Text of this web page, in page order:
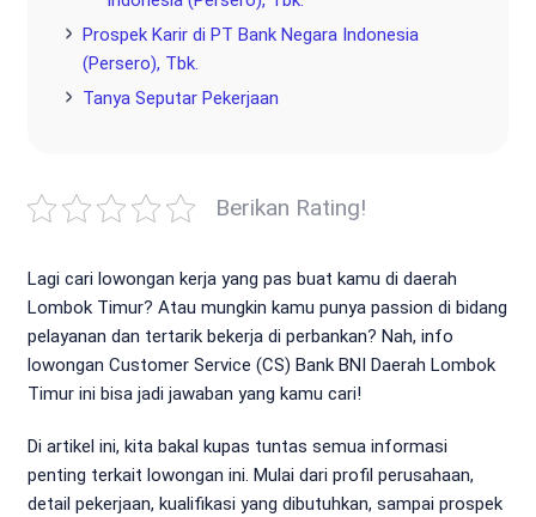
Prospek Karir di PT Bank Negara Indonesia
(Persero), Tbk.
Tanya Seputar Pekerjaan
Berikan Rating!
Lagi cari lowongan kerja yang pas buat kamu di daerah
Lombok Timur? Atau mungkin kamu punya passion di bidang
pelayanan dan tertarik bekerja di perbankan? Nah, info
lowongan Customer Service (CS) Bank BNI Daerah Lombok
Timur ini bisa jadi jawaban yang kamu cari!
Di artikel ini, kita bakal kupas tuntas semua informasi
penting terkait lowongan ini. Mulai dari profil perusahaan,
detail pekerjaan, kualifikasi yang dibutuhkan, sampai prospek